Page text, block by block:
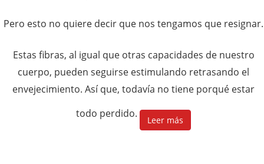
Pero esto no quiere decir que nos tengamos que resignar.
Estas fibras, al igual que otras capacidades de nuestro
cuerpo, pueden seguirse estimulando retrasando el
envejecimiento. Así que, todavía no tiene porqué estar
todo perdido.
Leer más